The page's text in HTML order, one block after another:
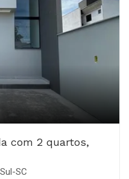
com 2 quartos,
SC